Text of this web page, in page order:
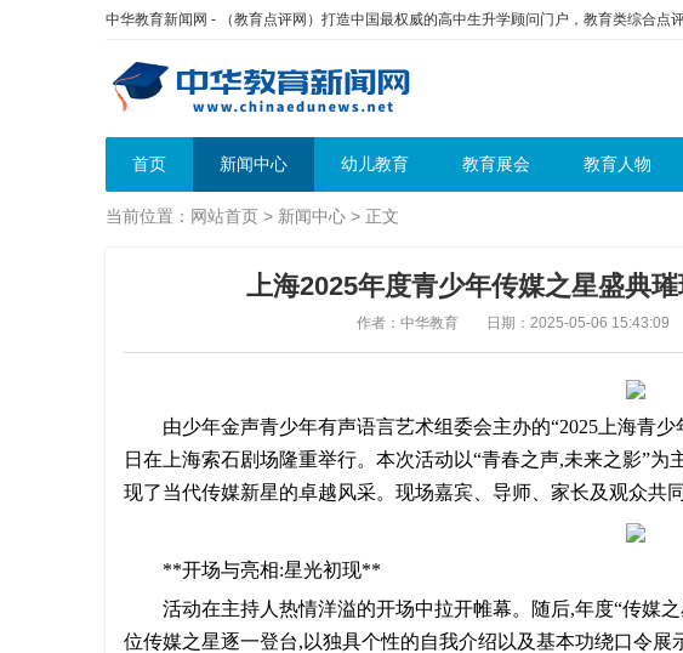
中华教育新闻网 - （教育点评网）打造中国最权威的高中生升学顾问门户，教育类综合点
首页 新闻中心 幼儿教育 教育展会 教育人物
当前位置： 网站首页 > 新闻中心 > 正文
上海2025年度青少年传媒之星盛典
作者：中华教育 日期：2025-05-06 15:43:09
由少年金声青少年有声语言艺术组委会主办的“2025上海青
日在上海索石剧场隆重举行。本次活动以“青春之声,未来之影”
现了当代传媒新星的卓越风采。现场嘉宾、导师、家长及观众共
**开场与亮相:星光初现**
活动在主持人热情洋溢的开场中拉开帷幕。随后,年度“传媒
位传媒之星逐一登台,以独具个性的自我介绍以及基本功绕口令展